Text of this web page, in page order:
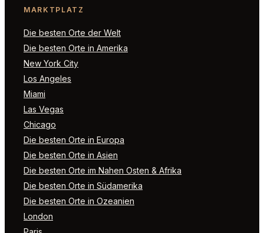
MARKTPLATZ
Die besten Orte der Welt
Die besten Orte in Amerika
New York City
Los Angeles
Miami
Las Vegas
Chicago
Die besten Orte in Europa
Die besten Orte in Asien
Die besten Orte im Nahen Osten & Afrika
Die besten Orte in Südamerika
Die besten Orte in Ozeanien
London